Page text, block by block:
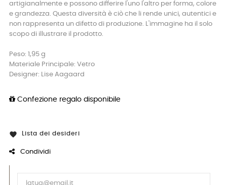
artigianalmente e possono differire l'uno l'altro per forma, colore
e grandezza. Questa diversità è ciò che li rende unici, autentici e
non rappresenta un difetto di produzione. L'immagine ha il solo
scopo di illustrare il prodotto.
Peso: 1,95 g
Materiale Principale: Vetro
Designer: Lise Aagaard
Confezione regalo disponibile
 Lista dei desideri
Condividi